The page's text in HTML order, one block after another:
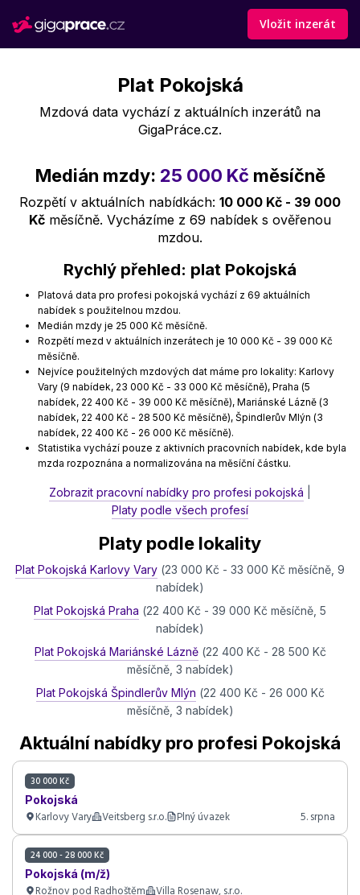
Vložit inzerát
Plat Pokojská
Mzdová data vychází z aktuálních inzerátů na
GigaPráce.cz.
Medián mzdy: 25 000 Kč měsíčně
Rozpětí v aktuálních nabídkách: 10 000 Kč - 39 000
Kč měsíčně. Vycházíme z 69 nabídek s ověřenou
mzdou.
Rychlý přehled: plat Pokojská
Platová data pro profesi pokojská vychází z 69 aktuálních
nabídek s použitelnou mzdou.
Medián mzdy je 25 000 Kč měsíčně.
Rozpětí mezd v aktuálních inzerátech je 10 000 Kč - 39 000 Kč
měsíčně.
Nejvíce použitelných mzdových dat máme pro lokality: Karlovy
Vary (9 nabídek, 23 000 Kč - 33 000 Kč měsíčně), Praha (5
nabídek, 22 400 Kč - 39 000 Kč měsíčně), Mariánské Lázně (3
nabídek, 22 400 Kč - 28 500 Kč měsíčně), Špindlerův Mlýn (3
nabídek, 22 400 Kč - 26 000 Kč měsíčně).
Statistika vychází pouze z aktivních pracovních nabídek, kde byla
mzda rozpoznána a normalizována na měsíční částku.
Zobrazit pracovní nabídky pro profesi pokojská
Platy podle všech profesí
Platy podle lokality
Plat Pokojská Karlovy Vary (23 000 Kč - 33 000 Kč měsíčně, 9
nabídek)
Plat Pokojská Praha (22 400 Kč - 39 000 Kč měsíčně, 5
nabídek)
Plat Pokojská Mariánské Lázně (22 400 Kč - 28 500 Kč
měsíčně, 3 nabídek)
Plat Pokojská Špindlerův Mlýn (22 400 Kč - 26 000 Kč
měsíčně, 3 nabídek)
Aktuální nabídky pro profesi Pokojská
30 000 Kč
Pokojská
Karlovy Vary Veitsberg s.r.o. Plný úvazek 5. srpna
24 000 - 28 000 Kč
Pokojská (m/ž)
Rožnov pod Radhoštěm Villa Rosenaw, s.r.o.